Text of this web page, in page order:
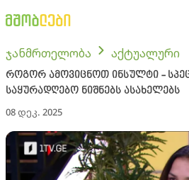
ჯანმრთელობა აქტუალური
როგორ ამოვიცნოთ ინსულტი -
საყურადღებო ნიშნებს ასახელებს
08 დეკ. 2025